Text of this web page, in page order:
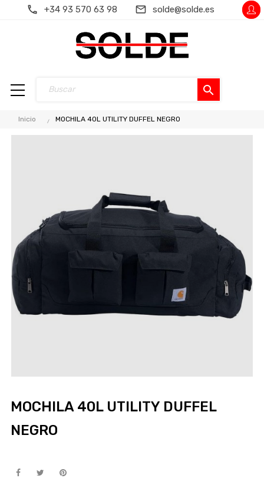
+34 93 570 63 98 solde@solde.es
search
Inicio MOCHILA 40L UTILITY DUFFEL NEGRO
MOCHILA 40L UTILITY DUFFEL
NEGRO